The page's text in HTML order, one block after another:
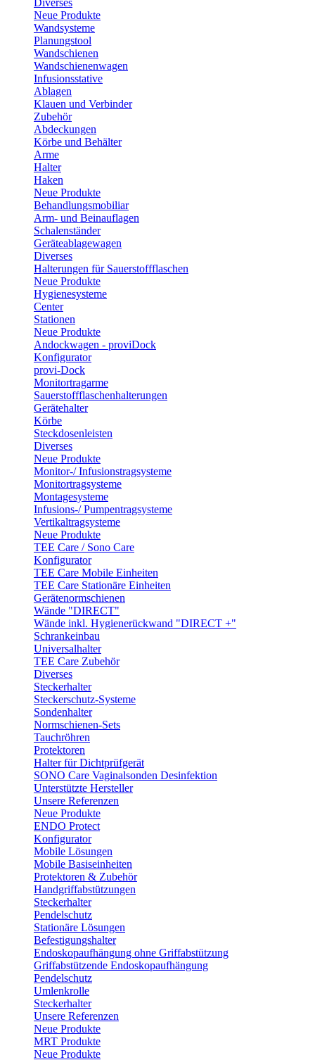
Diverses
Neue Produkte
Wandsysteme
Planungstool
Wandschienen
Wandschienenwagen
Infusionsstative
Ablagen
Klauen und Verbinder
Zubehör
Abdeckungen
Körbe und Behälter
Arme
Halter
Haken
Neue Produkte
Behandlungsmobiliar
Arm- und Beinauflagen
Schalenständer
Geräteablagewagen
Diverses
Halterungen für Sauerstoffflaschen
Neue Produkte
Hygienesysteme
Center
Stationen
Neue Produkte
Andockwagen - proviDock
Konfigurator
provi-Dock
Monitortragarme
Sauerstoffflaschenhalterungen
Gerätehalter
Körbe
Steckdosenleisten
Diverses
Neue Produkte
Monitor-/ Infusionstragsysteme
Monitortragsysteme
Montagesysteme
Infusions-/ Pumpentragsysteme
Vertikaltragsysteme
Neue Produkte
TEE Care / Sono Care
Konfigurator
TEE Care Mobile Einheiten
TEE Care Stationäre Einheiten
Gerätenormschienen
Wände "DIRECT"
Wände inkl. Hygienerückwand "DIRECT +"
Schrankeinbau
Universalhalter
TEE Care Zubehör
Diverses
Steckerhalter
Steckerschutz-Systeme
Sondenhalter
Normschienen-Sets
Tauchröhren
Protektoren
Halter für Dichtprüfgerät
SONO Care Vaginalsonden Desinfektion
Unterstützte Hersteller
Unsere Referenzen
Neue Produkte
ENDO Protect
Konfigurator
Mobile Lösungen
Mobile Basiseinheiten
Protektoren & Zubehör
Handgriffabstützungen
Steckerhalter
Pendelschutz
Stationäre Lösungen
Befestigungshalter
Endoskopaufhängung ohne Griffabstützung
Griffabstützende Endoskopaufhängung
Pendelschutz
Umlenkrolle
Steckerhalter
Unsere Referenzen
Neue Produkte
MRT Produkte
Neue Produkte